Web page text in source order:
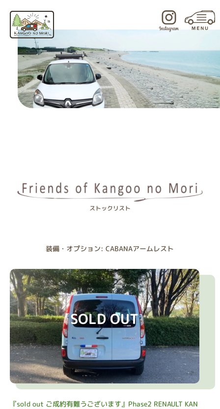
ストックリスト
装備・オプション: CABANAアームレスト
SOLD OUT
『sold out ご成約有難うございます』Phase2 RENAULT KAN